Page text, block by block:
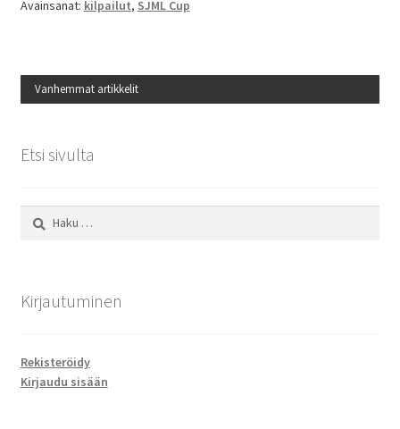
Avainsanat: kilpailut, SJML Cup
Vanhemmat artikkelit
Etsi sivulta
Haku:
Kirjautuminen
Rekisteröidy
Kirjaudu sisään